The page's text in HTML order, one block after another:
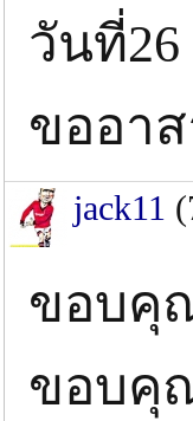
วันที่
ขออาส
jack11
ขอบคุ
ขอบคุ